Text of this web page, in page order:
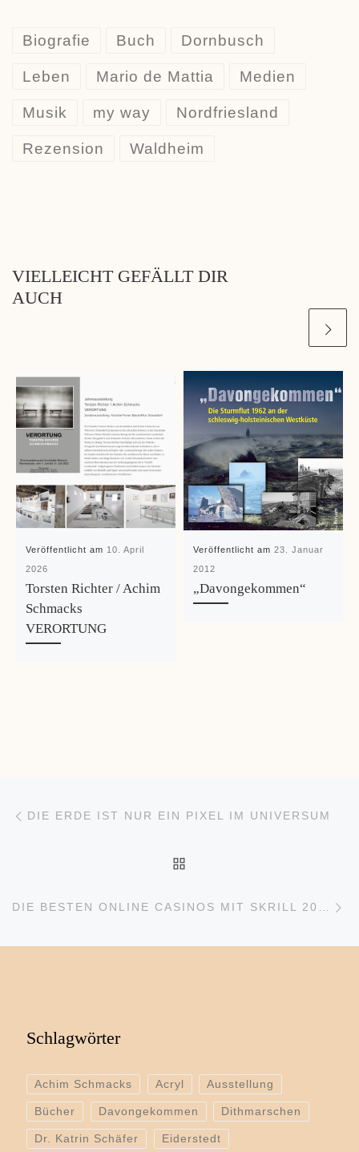
o
g
A
p
a
Biografie Buch Dornbusch
Leben Mario de Mattia Medien
Musik my way Nordfriesland
Rezension Waldheim
VIELLEICHT GEFÄLLT DIR
AUCH
Veröffentlicht am 10. April
2026
Torsten Richter / Achim
Schmacks
VERORTUNG
Veröffentlicht am23. Januar
2012
„Davongekommen“
Beitragsnavigation
DIE ERDE IST NUR EIN PIXEL IM UNIVERSUM
DIE BESTEN ONLINE CASINOS MIT SKRILL 2026: SCHNELLE AUSZAHLUNGEN & TOP-BONI
Schlagwörter
Achim Schmacks Acryl Ausstellung
Bücher Davongekommen Dithmarschen
Dr. Katrin Schäfer Eiderstedt